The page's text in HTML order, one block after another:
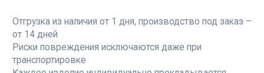
Отгрузка из наличия от 1 дня, производство под заказ –
от 14 дней
Риски повреждения исключаются даже при
транспортировке